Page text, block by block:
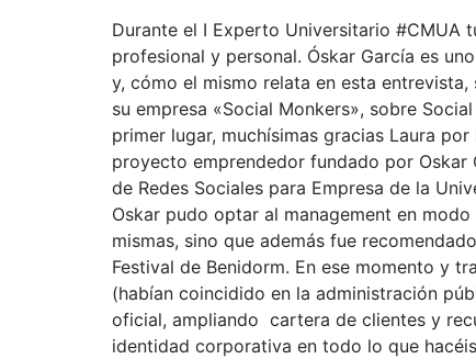
Durante el I Experto Universitario #CMUA
profesional y personal. Óskar García es
y, cómo el mismo relata en esta
su empresa «Social Monkers», sobre
primer lugar, muchísimas gracias Laura
proyecto emprendedor fundado por
de Redes Sociales para Empresa de la
Oskar pudo optar al management en
mismas, sino que además fue
Festival de Benidorm. En ese momento y
(habían coincidido en la administración
oficial, ampliando cartera de clientes y
identidad corporativa en todo lo que